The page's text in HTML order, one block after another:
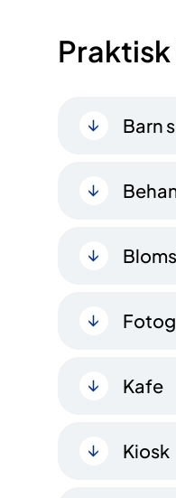
Barn
Kafe
Kiosk